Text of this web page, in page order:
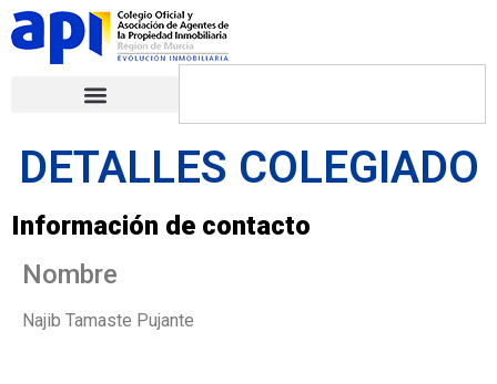
DETALLES COLEGIADO
Información de contacto
Nombre
Najib Tamaste Pujante